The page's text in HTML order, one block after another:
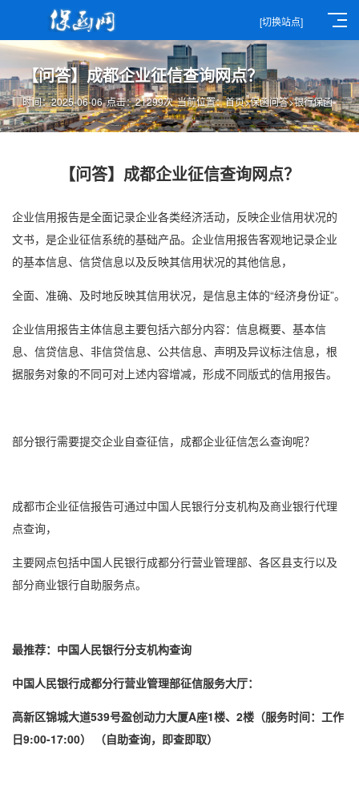
[切换站点]
【问答】成都企业征信查询网点？
当前位置：首页>保函问答>银行保函
时间：2025-06-06 点击：21299次
【问答】成都企业征信查询网点？
企业信用报告是全面记录企业各类经济活动，反映企业信用状况的
文书，是企业征信系统的基础产品。企业信用报告客观地记录企业
的基本信息、信贷信息以及反映其信用状况的其他信息，
全面、准确、及时地反映其信用状况，是信息主体的“经济身份证”。
企业信用报告主体信息主要包括六部分内容：信息概要、基本信
息、信贷信息、非信贷信息、公共信息、声明及异议标注信息，根
据服务对象的不同可对上述内容增减，形成不同版式的信用报告。
部分银行需要提交企业自查征信，成都企业征信怎么查询呢？
成都市企业征信报告可通过中国人民银行分支机构及商业银行代理
点查询‌，
主要网点包括中国人民银行成都分行营业管理部、各区县支行以及
部分商业银行自助服务点。
最推荐：中国人民银行分支机构查询
中国人民银行成都分行营业管理部征信服务大厅‌：
高新区锦城大道539号盈创动力大厦A座1楼、2楼（服务时间：工作
日9:00-17:00）‌‌
（自助查询，即查即取）